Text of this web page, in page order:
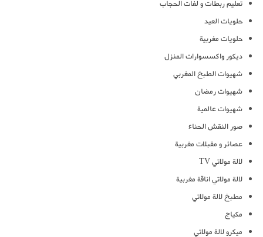
تعليم ربطات و لفات الحجاب
حلويات العيد
حلويات مغربية
ديكور واكسسوارات المنزل
شهيوات الطبخ المغربي
شهيوات رمضان
شهيوات عالمية
صور النقش الحناء
عصائر و مقبلات مغربية
لالة مولاتي TV
لالة مولاتي اناقة مغربية
مطبخ لالة مولاتي
مكياج
ميكرو لالة مولاتي